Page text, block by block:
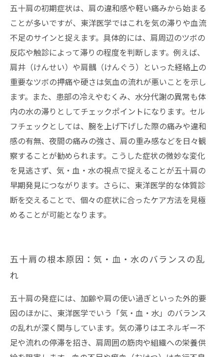
五十肩の初期症状は、肩の違和感や軽い痛みから始まる
ことが多いですが、東洋医学ではこれを気の滞りや血流
不足のサインと捉えます。具体的には、肩周辺のツボの
反応や触診によって滞りの程度を判断します。例えば、
肩井（けんせい）や肩髃（けんぐう）といった経絡上の
重要なツボの押痛や硬さは気血の流れが悪いことを示し
ます。また、患部の冷えやむくみ、水分代謝の異常も体
内の水の滞りとしてチェックポイントになります。セル
フチェックとしては、腕を上げ下げした際の痛みや違和
感の有無、夜間の痛みの強さ、肩の重み感などを日々観
察することが勧められます。こうした症状の微妙な変化
を見逃さず、気・血・水の視点で捉えることが五十肩の
早期発見につながります。さらに、東洋医学的な体質診
断を交えることで、個々の症状に合ったケア方法を見極
めることが可能となります。
五十肩の根本原因：気・血・水のバランスの乱
れ
五十肩の発症には、加齢や肩の使い過ぎといった外的要
因のほかに、東洋医学でいう「気・血・水」のバランス
の乱れが深く関与しています。気の滞りはエネルギー不
足や流れの停滞を招き、肩周囲の筋肉や組織への栄養供